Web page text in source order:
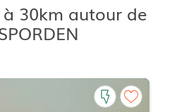
30km autour de